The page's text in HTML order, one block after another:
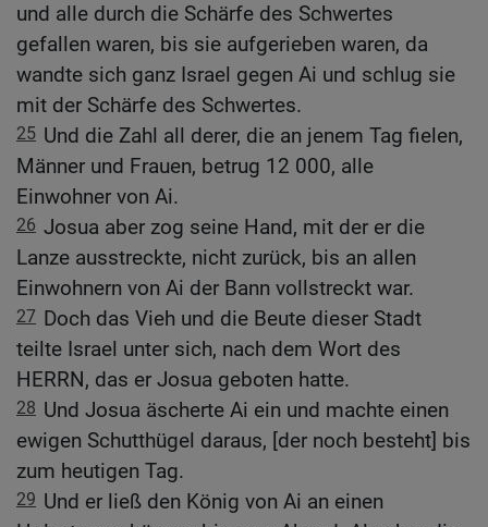
und alle durch die Schärfe des Schwertes
gefallen waren, bis sie aufgerieben waren, da
wandte sich ganz Israel gegen Ai und schlug sie
mit der Schärfe des Schwertes.
25 Und die Zahl all derer, die an jenem Tag fielen,
Männer und Frauen, betrug 12 000, alle
Einwohner von Ai.
26 Josua aber zog seine Hand, mit der er die
Lanze ausstreckte, nicht zurück, bis an allen
Einwohnern von Ai der Bann vollstreckt war.
27 Doch das Vieh und die Beute dieser Stadt
teilte Israel unter sich, nach dem Wort des
HERRN, das er Josua geboten hatte.
28 Und Josua äscherte Ai ein und machte einen
ewigen Schutthügel daraus, [der noch besteht] bis
zum heutigen Tag.
29 Und er ließ den König von Ai an einen